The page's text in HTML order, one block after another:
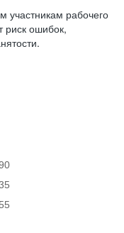
участникам рабочего
риск ошибок,
55